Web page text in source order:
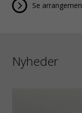
Se
Nyheder